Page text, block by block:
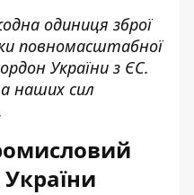
одиниця зброї
повномасштабної
України з ЄС.
наших сил